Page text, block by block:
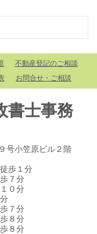
不動産登記のご相談
お問合せ・ご相談
書士事務
号小笠原ビル２階
歩１分
７分
０分
分
８分
８分